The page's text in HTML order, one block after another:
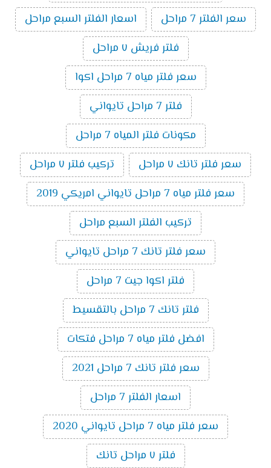
سعر الفلتر 7 مراحل
اسعار الفلتر السبع مراحل
فلتر فريش ٧ مراحل
سعر فلتر مياه 7 مراحل اكوا
فلتر 7 مراحل تايواني
مكونات فلتر المياه 7 مراحل
سعر فلتر تانك ٧ مراحل
تركيب فلتر ٧ مراحل
سعر فلتر مياه 7 مراحل تايواني امريكي 2019
تركيب الفلتر السبع مراحل
سعر فلتر تانك 7 مراحل تايواني
فلتر اكوا جيت 7 مراحل
فلتر تانك 7 مراحل بالتقسيط
افضل فلتر مياه 7 مراحل فتكات
سعر فلتر تانك 7 مراحل 2021
اسعار الفلتر 7 مراحل
سعر فلتر مياه 7 مراحل تايواني 2020
فلتر ٧ مراحل تانك